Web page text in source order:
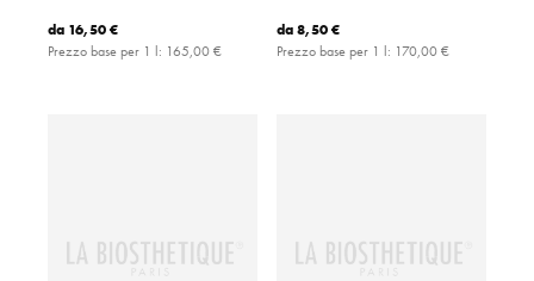
da 16,50 €
Prezzo base per 1 l: 165,00 €
da8,50 €
Prezzo base per 1 l: 170,00 €